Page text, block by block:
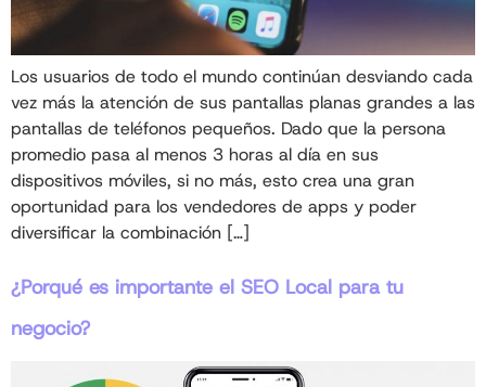
Los usuarios de todo el mundo continúan desviando cada
vez más la atención de sus pantallas planas grandes a las
pantallas de teléfonos pequeños. Dado que la persona
promedio pasa al menos 3 horas al día en sus
dispositivos móviles, si no más, esto crea una gran
oportunidad para los vendedores de apps y poder
diversificar la combinación […]
¿Porqué es importante el SEO Local para tu
negocio?